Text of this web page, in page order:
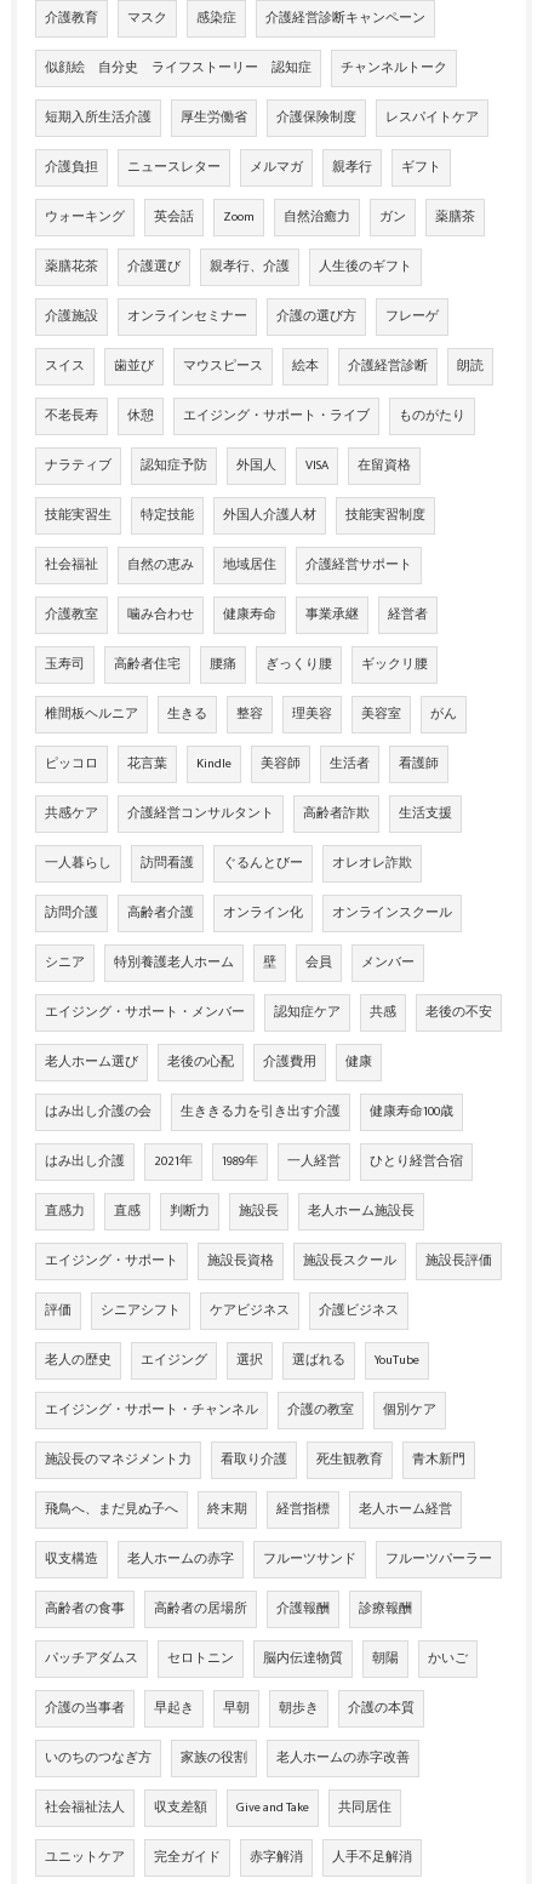
介護教育 マスク 感染症 介護経営診断キャンペーン
似顔絵 自分史 ライフストーリー 認知症 チャンネルトーク
短期入所生活介護 厚生労働省 介護保険制度 レスパイトケア
介護負担 ニュースレター メルマガ 親孝行 ギフト
ウォーキング 英会話 Zoom 自然治癒力 ガン 薬膳茶
薬膳花茶 介護選び 親孝行、介護 人生後のギフト
介護施設 オンラインセミナー 介護の選び方 フレーゲ
スイス 歯並び マウスピース 絵本 介護経営診断 朗読
不老長寿 休憩 エイジング・サポート・ライブ ものがたり
ナラティブ 認知症予防 外国人 VISA 在留資格
技能実習生 特定技能 外国人介護人材 技能実習制度
社会福祉 自然の恵み 地域居住 介護経営サポート
介護教室 噛み合わせ 健康寿命 事業承継 経営者
玉寿司 高齢者住宅 腰痛 ぎっくり腰 ギックリ腰
椎間板ヘルニア 生きる 整容 理美容 美容室 がん
ピッコロ 花言葉 Kindle 美容師 生活者 看護師
共感ケア 介護経営コンサルタント 高齢者詐欺 生活支援
一人暮らし 訪問看護 ぐるんとびー オレオレ詐欺
訪問介護 高齢者介護 オンライン化 オンラインスクール
シニア 特別養護老人ホーム 壁 会員 メンバー
エイジング・サポート・メンバー 認知症ケア 共感 老後の不安
老人ホーム選び 老後の心配 介護費用 健康
はみ出し介護の会 生ききる力を引き出す介護 健康寿命100歳
はみ出し介護 2021年 1989年 一人経営 ひとり経営合宿
直感力 直感 判断力 施設長 老人ホーム施設長
エイジング・サポート 施設長資格 施設長スクール 施設長評価
評価 シニアシフト ケアビジネス 介護ビジネス
老人の歴史 エイジング 選択 選ばれる YouTube
エイジング・サポート・チャンネル 介護の教室 個別ケア
施設長のマネジメント力 看取り介護 死生観教育 青木新門
飛鳥へ、まだ見ぬ子へ 終末期 経営指標 老人ホーム経営
収支構造 老人ホームの赤字 フルーツサンド フルーツパーラー
高齢者の食事 高齢者の居場所 介護報酬 診療報酬
パッチアダムス セロトニン 脳内伝達物質 朝陽 かいご
介護の当事者 早起き 早朝 朝歩き 介護の本質
いのちのつなぎ方 家族の役割 老人ホームの赤字改善
社会福祉法人 収支差額 Give and Take 共同居住
ユニットケア 完全ガイド 赤字解消 人手不足解消